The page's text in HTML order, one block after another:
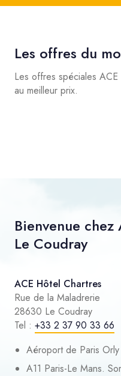
Les offres du
Les offres spéciales
au meilleur prix.
Bienvenue
Le Coudray
ACE Hôtel Chartres
Rue de la Maladrerie
28630 Le Coudray
Tel : +33 2 37 90 33 66
Aéroport de Paris
A11 Paris-Le Mans.